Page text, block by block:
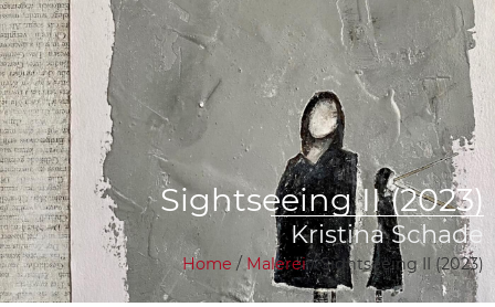
Sightseeing II (2023)
Kristina Schade
Home / Malerei/ Sightseeing II (2023)